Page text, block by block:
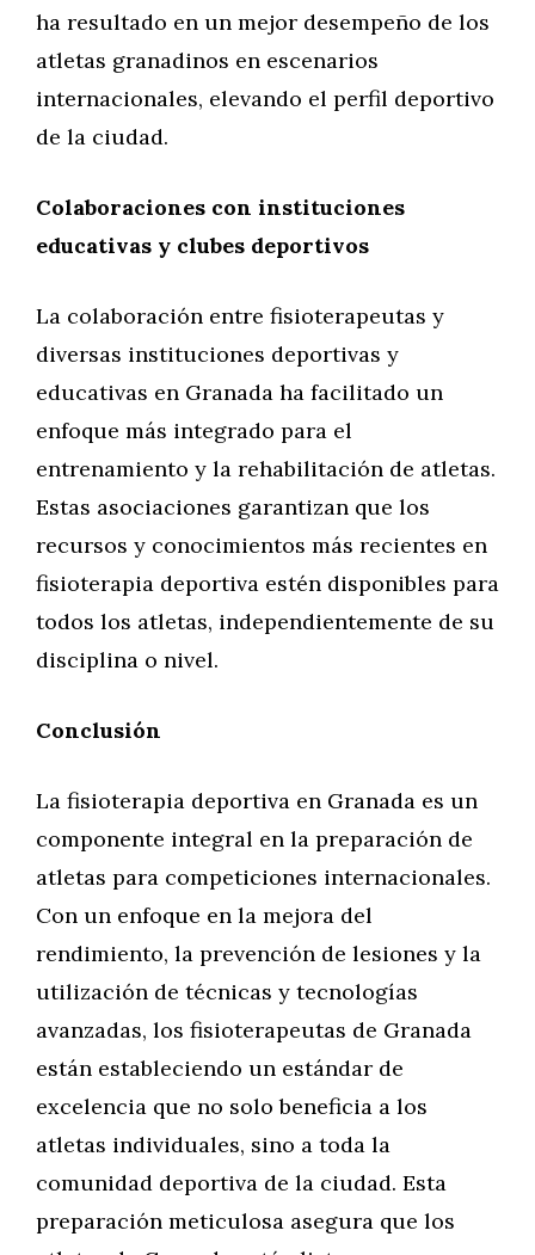
ha resultado en un mejor desempeño de los
atletas granadinos en escenarios
internacionales, elevando el perfil deportivo
de la ciudad.
Colaboraciones con instituciones
educativas y clubes deportivos
La colaboración entre fisioterapeutas y
diversas instituciones deportivas y
educativas en Granada ha facilitado un
enfoque más integrado para el
entrenamiento y la rehabilitación de atletas.
Estas asociaciones garantizan que los
recursos y conocimientos más recientes en
fisioterapia deportiva estén disponibles para
todos los atletas, independientemente de su
disciplina o nivel.
Conclusión
La fisioterapia deportiva en Granada es un
componente integral en la preparación de
atletas para competiciones internacionales.
Con un enfoque en la mejora del
rendimiento, la prevención de lesiones y la
utilización de técnicas y tecnologías
avanzadas, los fisioterapeutas de Granada
están estableciendo un estándar de
excelencia que no solo beneficia a los
atletas individuales, sino a toda la
comunidad deportiva de la ciudad. Esta
preparación meticulosa asegura que los